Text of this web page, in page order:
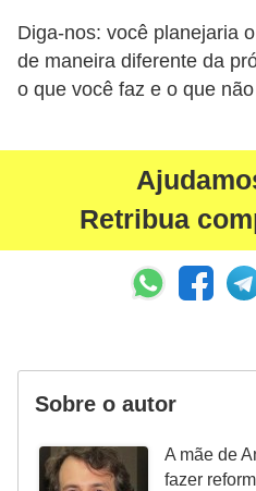
Diga-nos: você planejaria
de maneira diferente da
o que você faz e o que
Retribua
Sobre o autor
A mãe de
fazer